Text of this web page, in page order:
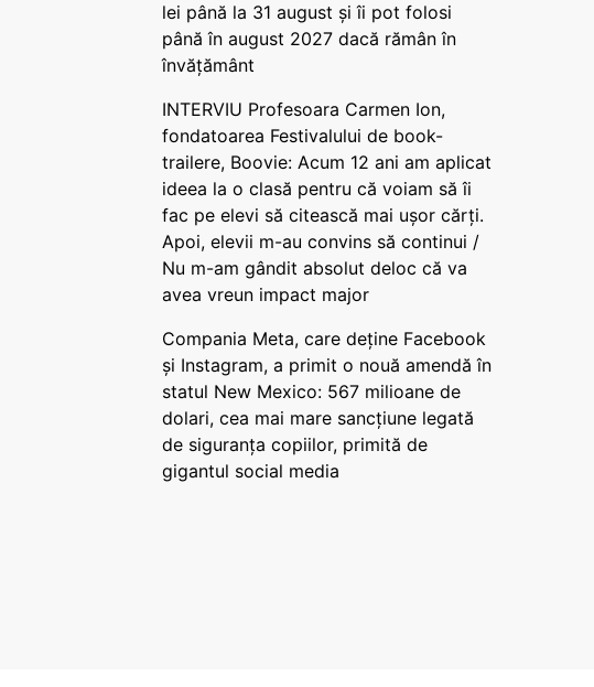
lei până la 31 august și îi pot folosi
până în august 2027 dacă rămân în
învățământ
INTERVIU Profesoara Carmen Ion,
fondatoarea Festivalului de book-
trailere, Boovie: Acum 12 ani am aplicat
ideea la o clasă pentru că voiam să îi
fac pe elevi să citească mai ușor cărți.
Apoi, elevii m-au convins să continui /
Nu m-am gândit absolut deloc că va
avea vreun impact major
Compania Meta, care deține Facebook
și Instagram, a primit o nouă amendă în
statul New Mexico: 567 milioane de
dolari, cea mai mare sancțiune legată
de siguranța copiilor, primită de
gigantul social media